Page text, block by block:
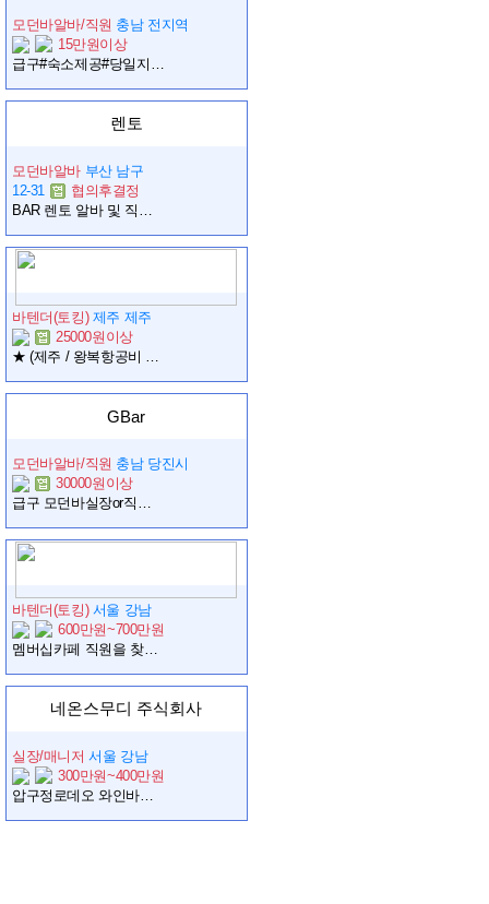
모던바알바/직원 충남 전지역
15만원이상
급구#숙소제공#당일지급#주급가능#친구랑
렌토
모던바알바 부산 남구
12-31
협의후결정
BAR 렌토 알바 및 직원 모집!!
바텐더(토킹) 제주 제주
25000원이상
★ (제주 / 왕복항공비 + 숙소제공) 제주NO1. 모던바!! ★
GBar
모던바알바/직원 충남 당진시
30000원이상
급구 모던바실장or직원모집
바텐더(토킹) 서울 강남
600만원~700만원
멤버십카페 직원을 찾습니다.
네온스무디 주식회사
실장/매니저 서울 강남
300만원~400만원
압구정로데오 와인바에서 매니저를 모집합니다